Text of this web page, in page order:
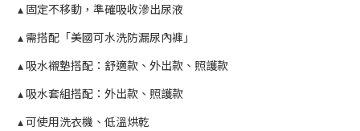
▴ 固定不移動，準確吸收滲出尿液
▴ 需搭配「美國可水洗防漏尿內褲」
▴ 吸水襯墊搭配：舒適款、外出款、照護款
▴ 吸水套組搭配：外出款、照護款
▴ 可使用洗衣機、低溫烘乾